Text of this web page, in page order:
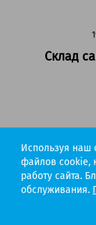
Склад
Используя наш
файлов cookie,
работу сайта.
обслуживания.